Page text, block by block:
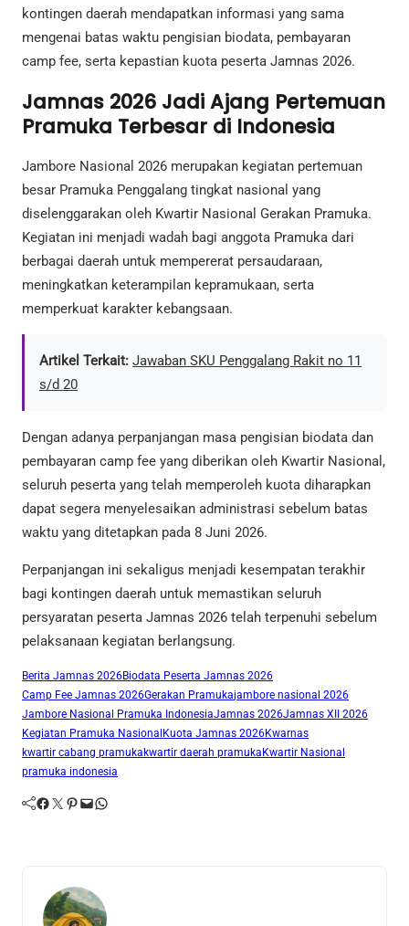
kontingen daerah mendapatkan informasi yang sama
mengenai batas waktu pengisian biodata, pembayaran
camp fee, serta kepastian kuota peserta Jamnas 2026.
Jamnas 2026 Jadi Ajang Pertemuan
Pramuka Terbesar di Indonesia
Jambore Nasional 2026 merupakan kegiatan pertemuan
besar Pramuka Penggalang tingkat nasional yang
diselenggarakan oleh Kwartir Nasional Gerakan Pramuka.
Kegiatan ini menjadi wadah bagi anggota Pramuka dari
berbagai daerah untuk mempererat persaudaraan,
meningkatkan keterampilan kepramukaan, serta
memperkuat karakter kebangsaan.
Artikel Terkait: Jawaban SKU Penggalang Rakit no 11
s/d 20
Dengan adanya perpanjangan masa pengisian biodata dan
pembayaran camp fee yang diberikan oleh Kwartir Nasional,
seluruh peserta yang telah memperoleh kuota diharapkan
dapat segera menyelesaikan administrasi sebelum batas
waktu yang ditetapkan pada 8 Juni 2026.
Perpanjangan ini sekaligus menjadi kesempatan terakhir
bagi kontingen daerah untuk memastikan seluruh
persyaratan peserta Jamnas 2026 telah terpenuhi sebelum
pelaksanaan kegiatan berlangsung.
Berita Jamnas 2026Biodata Peserta Jamnas 2026
Camp Fee Jamnas 2026Gerakan Pramukajambore nasional 2026
Jambore Nasional Pramuka IndonesiaJamnas 2026Jamnas XII 2026
Kegiatan Pramuka NasionalKuota Jamnas 2026Kwarnas
kwartir cabang pramukakwartir daerah pramukaKwartir Nasional
pramuka indonesia
Facebook Twitter Pinterest Mail WhatsApp